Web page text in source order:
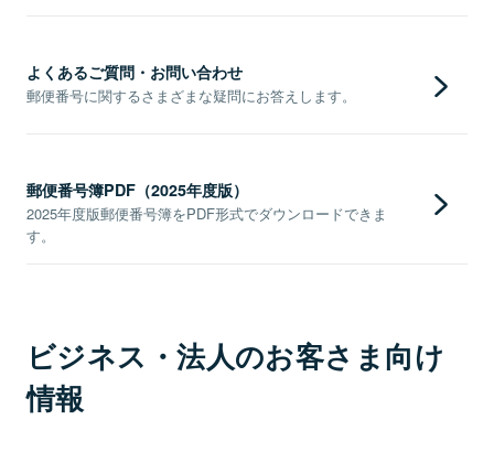
よくあるご質問・お問い合わせ
郵便番号に関するさまざまな疑問にお答えします。
郵便番号簿PDF（2025年度版）
2025年度版郵便番号簿をPDF形式でダウンロードできま
す。
ビジネス・法人のお客さま向け
情報